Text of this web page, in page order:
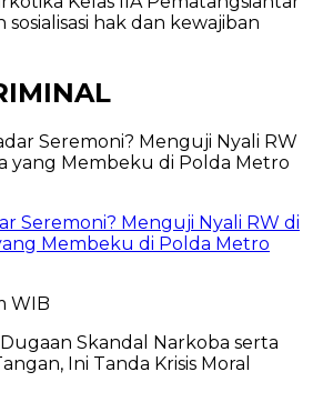
hak dan kewajiban
Seremoni? Menguji Nyali RW di
Membeku di Polda Metro
WIB